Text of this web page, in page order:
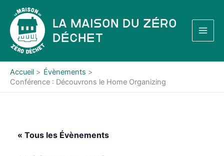
contenu
La Maison du Zéro
Déchet
Accueil
Évènements
Conférence : Découvrons le Home Organizing
« Tous les Évènements